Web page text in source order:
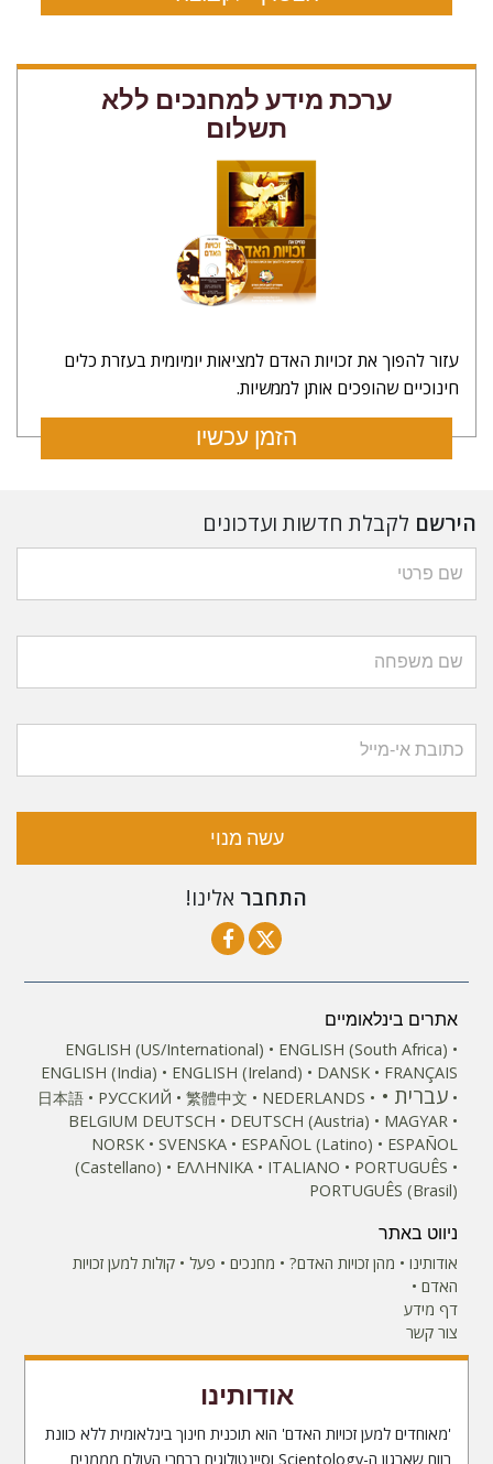
ערכת מידע למחנכים ללא
תשלום
עזור להפוך את זכויות האדם למציאות יומיומית בעזרת כלים
חינוכיים שהופכים אותן לממשיות.
הזמן עכשיו
הירשם לקבלת חדשות ועדכונים
עשה מנוי
התחבר אלינו!
אתרים בינלאומיים
ENGLISH (US/International)
ENGLISH (South Africa)
ENGLISH (India)
ENGLISH (Ireland) DANSK FRANÇAIS
עברית 日本語 РУССКИЙ 繁體中文
NEDERLANDS
BELGIUM DEUTSCH DEUTSCH (Austria)
MAGYAR
NORSK
SVENSKA ESPAÑOL (Latino)
ESPAÑOL
(Castellano)
ΕΛΛΗΝΙΚA ITALIANO
PORTUGUÊS
PORTUGUÊS (Brasil)‎
ניווט באתר
אודותינו
מהן זכויות האדם? מחנכים פעל
קולות למען זכויות
האדם
דף מידע
צור קשר
אודותינו
'מאוחדים למען זכויות האדם' הוא תוכנית חינוך בינלאומית ללא כוונת
רווח שארגון ה-Scientology וסיינטולוגים ברחבי העולם מממנים